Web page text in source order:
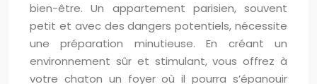
bien-être. Un appartement parisien, souvent
petit et avec des dangers potentiels, nécessite
une préparation minutieuse. En créant un
environnement sûr et stimulant, vous offrez à
votre chaton un foyer où il pourra s’épanouir